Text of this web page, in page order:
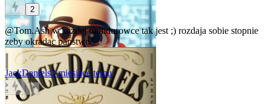
2
@Tom.Ashw kazdej mundurowce tak jest ;) rozdaja sobie stopnie
zeby okradac panstwo
JackDaniels2 miesiące temu
0